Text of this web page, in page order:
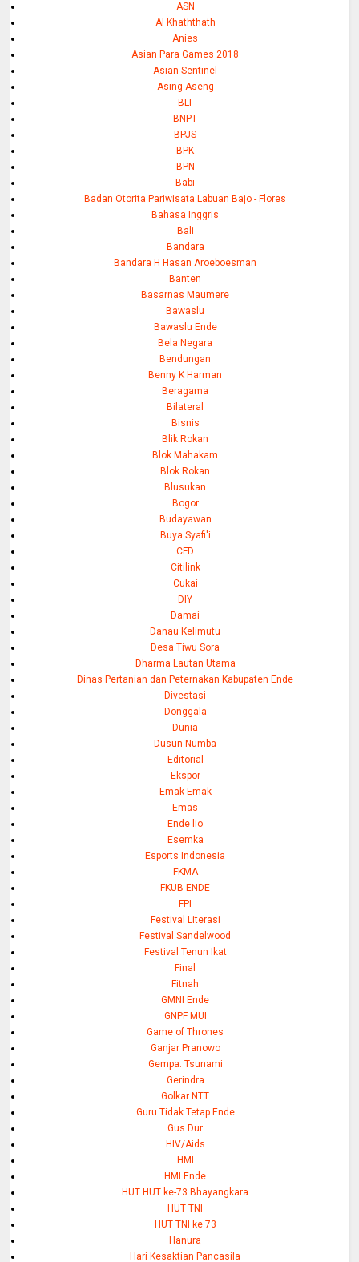
ASN
Al Khaththath
Anies
Asian Para Games 2018
Asian Sentinel
Asing-Aseng
BLT
BNPT
BPJS
BPK
BPN
Babi
Badan Otorita Pariwisata Labuan Bajo - Flores
Bahasa Inggris
Bali
Bandara
Bandara H Hasan Aroeboesman
Banten
Basarnas Maumere
Bawaslu
Bawaslu Ende
Bela Negara
Bendungan
Benny K Harman
Beragama
Bilateral
Bisnis
Blik Rokan
Blok Mahakam
Blok Rokan
Blusukan
Bogor
Budayawan
Buya Syafi'i
CFD
Citilink
Cukai
DIY
Damai
Danau Kelimutu
Desa Tiwu Sora
Dharma Lautan Utama
Dinas Pertanian dan Peternakan Kabupaten Ende
Divestasi
Donggala
Dunia
Dusun Numba
Editorial
Ekspor
Emak-Emak
Emas
Ende lio
Esemka
Esports Indonesia
FKMA
FKUB ENDE
FPI
Festival Literasi
Festival Sandelwood
Festival Tenun Ikat
Final
Fitnah
GMNI Ende
GNPF MUI
Game of Thrones
Ganjar Pranowo
Gempa. Tsunami
Gerindra
Golkar NTT
Guru Tidak Tetap Ende
Gus Dur
HIV/Aids
HMI
HMI Ende
HUT HUT ke-73 Bhayangkara
HUT TNI
HUT TNI ke 73
Hanura
Hari Kesaktian Pancasila